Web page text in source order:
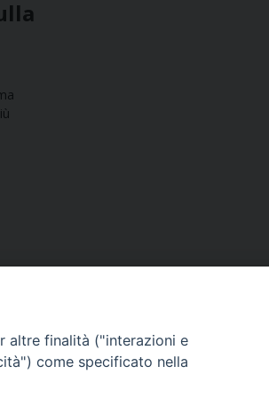
altre finalità ("interazioni e
come specificato nella